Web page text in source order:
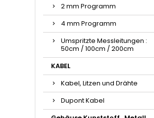
2 mm Programm
4 mm Programm
Umspritzte Messleitungen :
50cm / 100cm / 200cm
KABEL
Kabel, Litzen und Drähte
Dupont Kabel